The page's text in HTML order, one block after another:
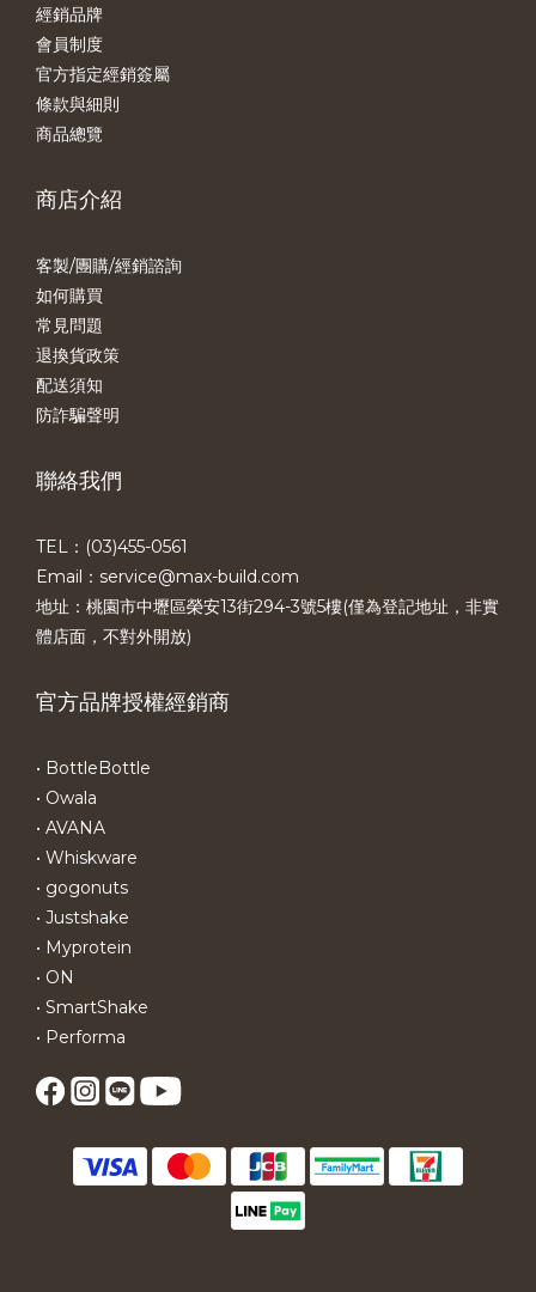
經銷品牌
會員制度
官方指定經銷簽屬
條款與細則
商品總覽
商店介紹
客製/團購/經銷諮詢
如何購買
常見問題
退換貨政策
配送須知
防詐騙聲明
聯絡我們
TEL：(03)455-0561​
Email：service@max-build.com
地址：桃園市中壢區榮安13街294-3號5樓(僅為登記地址，非實
體店面，不對外開放)
官方品牌授權經銷商
• BottleBottle
• Owala
• AVANA
• Whiskware
• gogonuts
• Justshake
• Myprotein
• ON
• SmartShake
• Performa